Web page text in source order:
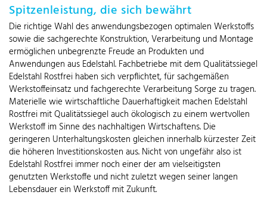
Spitzenleistung, die sich bewährt
Die richtige Wahl des anwendungsbezogen optimalen Werkstoffs
sowie die sachgerechte Konstruktion, Verarbeitung und Montage
ermöglichen unbegrenzte Freude an Produkten und
Anwendungen aus Edelstahl. Fachbetriebe mit dem Qualitätssiegel
Edelstahl Rostfrei haben sich verpflichtet, für sachgemäßen
Werkstoffeinsatz und fachgerechte Verarbeitung Sorge zu tragen.
Materielle wie wirtschaftliche Dauerhaftigkeit machen Edelstahl
Rostfrei mit Qualitätssiegel auch ökologisch zu einem wertvollen
Werkstoff im Sinne des nachhaltigen Wirtschaftens. Die
geringeren Unterhaltungskosten gleichen innerhalb kürzester Zeit
die höheren Investitionskosten aus. Nicht von ungefähr also ist
Edelstahl Rostfrei immer noch einer der am vielseitigsten
genutzten Werkstoffe und nicht zuletzt wegen seiner langen
Lebensdauer ein Werkstoff mit Zukunft.